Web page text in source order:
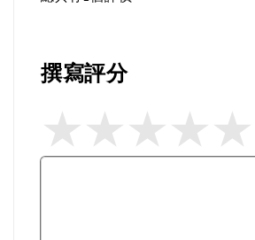
撰寫評分